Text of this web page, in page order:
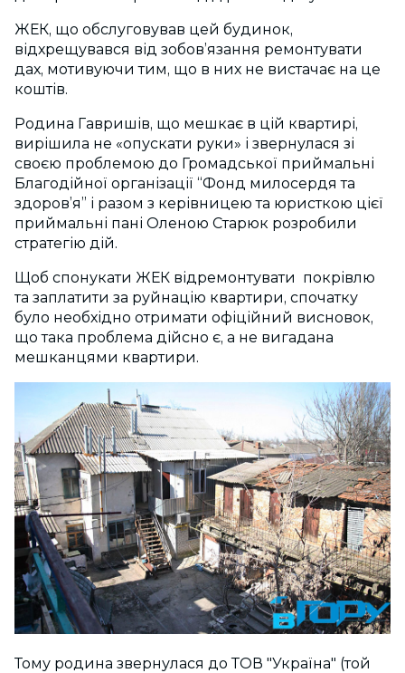
ЖЕК, що обслуговував цей будинок,
відхрещувався від зобов’язання ремонтувати
дах, мотивуючи тим, що в них не вистачає на це
коштів.
Родина Гавришів, що мешкає в цій квартирі,
вирішила не «опускати руки» і звернулася зі
своєю проблемою до Громадської приймальні
Благодійної організації “Фонд милосердя та
здоров’я” і разом з керівницею та юристкою цієї
приймальні пані Оленою Старюк розробили
стратегію дій.
Щоб спонукати ЖЕК відремонтувати покрівлю
та заплатити за руйнацію квартири, спочатку
було необхідно отримати офіційний висновок,
що така проблема дійсно є, а не вигадана
мешканцями квартири.
Тому родина звернулася до ТОВ "Україна" (той